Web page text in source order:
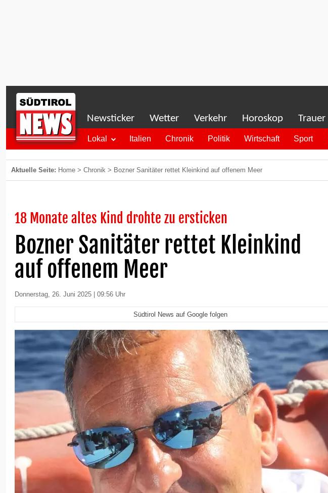
Newsticker Wetter Verkehr Horoskop Trauer
Lokal Italien Chronik Politik Wirtschaft Sport
Aktuelle Seite: Home > Chronik > Bozner Sanitäter rettet Kleinkind auf offenem Meer
18 Monate altes Kind drohte zu ersticken
Bozner Sanitäter rettet Kleinkind
auf offenem Meer
Donnerstag, 26. Juni 2025 | 09:56 Uhr
Südtirol News auf Google folgen